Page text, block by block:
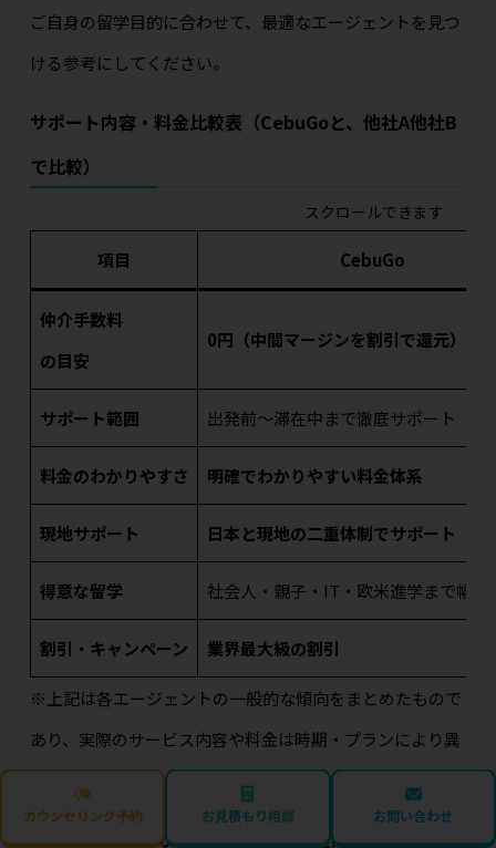
ご自身の留学目的に合わせて、最適なエージェントを見つ
ける参考にしてください。
サポート内容・料金比較表（CebuGoと、他社A他社B
で比較）
スクロールできます
項目 CebuGo
仲介手数料
の目安
0円（中間マージンを割引で還元）
サポート範囲 出発前〜滞在中まで徹底サポート
料金のわかりやすさ 明確でわかりやすい料金体系
現地サポート 日本と現地の二重体制でサポート
得意な留学 社会人・親子・IT・欧米進学まで幅広
割引・キャンペーン 業界最大級の割引
※上記は各エージェントの一般的な傾向をまとめたもので
あり、実際のサービス内容や料金は時期・プランにより異
なります。詳細は必ず各エージェントへご確認ください。
目的別のおすすめ（語学力アップ／短期集中／社会人
カウンセリング予約 お見積もり相談 お問い合わせ